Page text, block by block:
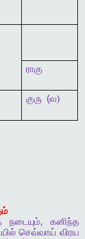
ராகு
குரு (வ)
நடையும்,கனிந்த
செவ்வாய் விரய